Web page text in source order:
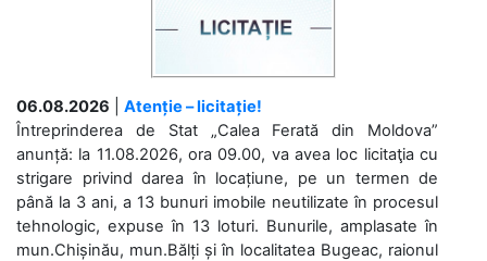
06.08.2026
Atenție – licitație!
Întreprinderea de Stat „Calea Ferată din Moldova”
anunță: la 11.08.2026, ora 09.00, va avea loc licitaţia cu
strigare privind darea în locațiune, pe un termen de
până la 3 ani, a 13 bunuri imobile neutilizate în procesul
tehnologic, expuse în 13 loturi. Bunurile, amplasate în
mun.Chișinău, mun.Bălți și în localitatea Bugeac, raionul